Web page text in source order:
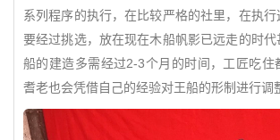
系列程序的执行，在比较严格的社里，在执
要经过挑选，放在现在木船帆影已远走的时
船的建造多需经过2-3个月的时间，工匠吃住
耆老也会凭借自己的经验对王船的形制进行调